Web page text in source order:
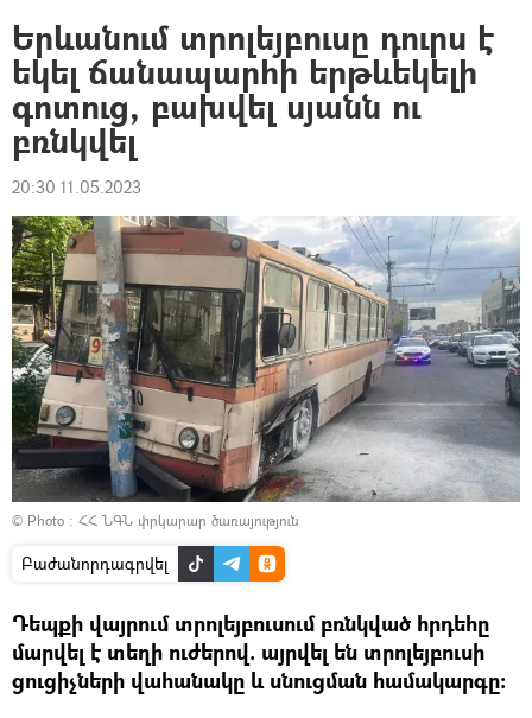
Երևանում տրոլեյբուսը դուրս է
եկել ճանապարհի երթևեկելի
գոտուց, բախվել սյանն ու
բռնկվել
20:30 11.05.2023
© Photo : ՀՀ ՆԳՆ փրկարար ծառայություն
Բաժանորդագրվել
Դեպքի վայրում տրոլեյբուսում բռնկված հրդեհը
մարվել է տեղի ուժերով. այրվել են տրոլեյբուսի
ցուցիչների վահանակը և սնուցման համակարգը։